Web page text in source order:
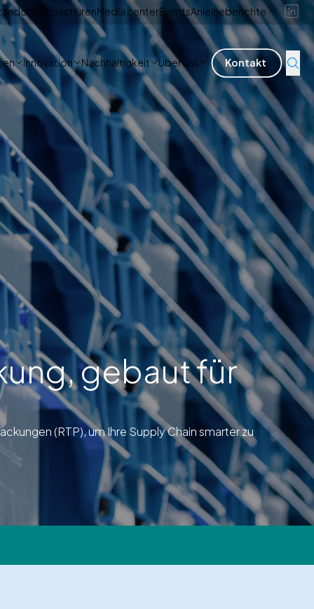
BroschürenMedia centerEventsAnleiheberichte
Innovation Nachhaltigkeit Über uns Kontakt
gebaut für
(RTP), um Ihre Supply Chain smarter zu